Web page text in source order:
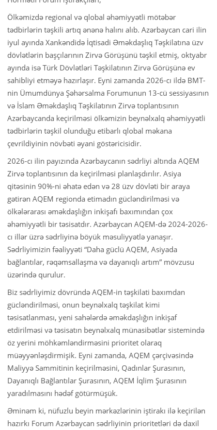
Ölkəmizdə regional və qlobal əhəmiyyətli mötəbər
tədbirlərin təşkili artıq ənənə halını alıb. Azərbaycan cari ilin
iyul ayında Xankəndidə İqtisadi Əməkdaşlıq Təşkilatına üzv
dövlətlərin başçılarının Zirvə Görüşünü təşkil etmiş, oktyabr
ayında isə Türk Dövlətləri Təşkilatının Zirvə Görüşünə ev
sahibliyi etməyə hazırlaşır. Eyni zamanda 2026-cı ildə BMT-
nin Ümumdünya Şəhərsalma Forumunun 13-cü sessiyasının
və İslam Əməkdaşlıq Təşkilatının Zirvə toplantısının
Azərbaycanda keçirilməsi ölkəmizin beynəlxalq əhəmiyyətli
tədbirlərin təşkil olunduğu etibarlı qlobal məkana
çevrildiyinin növbəti əyani göstəricisidir.
2026-cı ilin payızında Azərbaycanın sədrliyi altında AQEM
Zirvə toplantısının da keçirilməsi planlaşdırılır. Asiya
qitəsinin 90%-ni əhatə edən və 28 üzv dövləti bir araya
gətirən AQEM regionda etimadın gücləndirilməsi və
ölkələrarası əməkdaşlığın inkişafı baxımından çox
əhəmiyyətli bir təsisatdır. Azərbaycan AQEM-də 2024-2026-
cı illər üzrə sədrliyinə böyük məsuliyyətlə yanaşır.
Sədrliyimizin fəaliyyəti “Daha güclü AQEM, Asiyada
bağlantılar, rəqəmsallaşma və dayanıqlı artım” mövzusu
üzərində qurulur.
Biz sədrliyimiz dövründə AQEM-in təşkilati baxımdan
gücləndirilməsi, onun beynəlxalq təşkilat kimi
təsisatlanması, yeni sahələrdə əməkdaşlığın inkişaf
etdirilməsi və təsisatın beynəlxalq münasibətlər sistemində
öz yerini möhkəmləndirməsini prioritet olaraq
müəyyənləşdirmişik. Eyni zamanda, AQEM çərçivəsində
Maliyyə Sammitinin keçirilməsini, Qadınlar Şurasının,
Dayanıqlı Bağlantılar Şurasının, AQEM İqlim Şurasının
yaradılmasını hədəf götürmüşük.
Əminəm ki, nüfuzlu beyin mərkəzlərinin iştirakı ilə keçirilən
hazırkı Forum Azərbaycan sədrliyinin prioritetləri də daxil